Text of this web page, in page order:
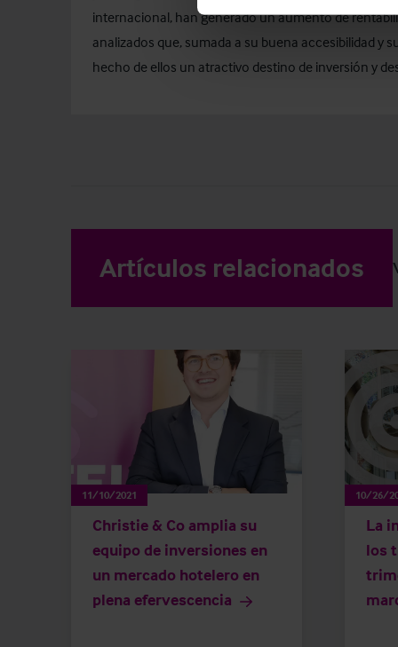
internacional, han generado un aumento de
analizados que, sumada a su buena accesibilidad y
hecho de ellos un atractivo destino de inversión y
Artículos relacionados
11/10/2021
Christie & Co amplia su
equipo de inversiones en
un mercado hotelero en
plena efervescencia
10/26/
La
los